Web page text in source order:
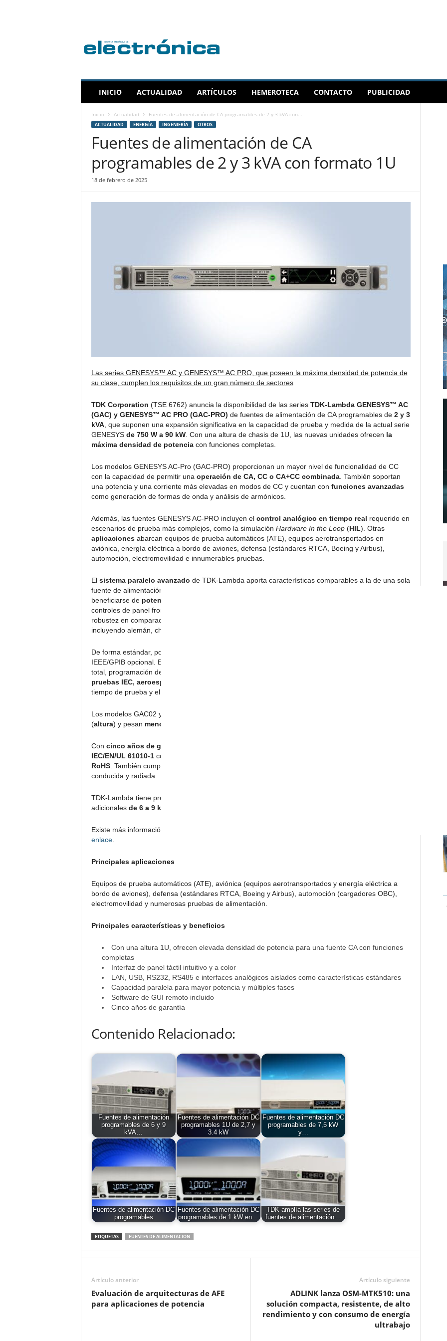
v
i
e
INICIO ACTUALIDAD ARTÍCULOS HEMEROTECA CONTACTO PUBLICIDAD
Inicio Actualidad Fuentes de alimentación de CA programables de 2 y 3 kVA con...
ACTUALIDAD ENERGÍA INGENIERÍA OTROS
Fuentes de alimentación de CA
programables de 2 y 3 kVA con formato 1U
18 de febrero de 2025
Las series GENESYS™ AC y GENESYS™ AC PRO, que poseen la máxima densidad de potencia de
su clase, cumplen los requisitos de un gran número de sectores
TDK Corporation (TSE 6762) anuncia la disponibilidad de las series TDK-Lambda GENESYS™ AC
(GAC) y GENESYS™ AC PRO (GAC-PRO) de fuentes de alimentación de CA programables de 2 y 3
kVA, que suponen una expansión significativa en la capacidad de prueba y medida de la actual serie
GENESYS de 750 W a 90 kW. Con una altura de chasis de 1U, las nuevas unidades ofrecen la
máxima densidad de potenciacon funciones completas.
Los modelos GENESYS AC-Pro (GAC-PRO) proporcionan un mayor nivel de funcionalidad de CC
con la capacidad de permitir una operación de CA, CC o CA+CC combinada. También soportan
una potencia y una corriente más elevadas en modos de CC y cuentan con funciones avanzadas
como generación de formas de onda y análisis de armónicos.
Además, las fuentes GENESYS AC-PRO incluyen el control analógico en tiempo real requerido en
escenarios de prueba más complejos, como la simulación Hardware In the Loop(HIL). Otras
aplicacionesabarcan equipos de prueba automáticos (ATE), equipos aerotransportados en
aviónica, energía eléctrica a bordo de aviones, defensa (estándares RTCA, Boeing y Airbus),
automoción, electromovilidad e innumerables pruebas.
El sistema paralelo avanzado de TDK-Lambda aporta características comparables a la de una sola
fuente de alimentación. Los usuarios pueden combinar las nuevas series de 2 y 3 kVA para
beneficiarse de potencia adicional
controles de panel frontal mediante el uso de una
robustez en comparación con los interruptores mecánicos. Se pueden utilizar múltiples
incluyendo alemán, chino, coreano, español, francés, inglés y japonés.
De forma estándar, poseen LAN, USB, RS232, RS485 y programación/monitorización analógica, con
IEEE/GPIB opcional. El software de GUI remoto (incluido) permite al usuario disponer de control
total, programación de secuencias y la opción de utilizar estándares de test preprogramados para
pruebas IEC, aeroespaciales y marinas
tiempo de prueba y el coste con respecto a las configuraciones manuales tradicionales.
Los modelos GAC02 y GAC03 miden
(altura) y pesan menos de 8 kg
Con cinco años de garantía
IEC/EN/UL 61010-1con
RoHS. También cumplen los estándares
conducida y radiada.
TDK-Lambda tiene previsto seguir ampliando la línea GENESYS AC con niveles de potencia
adicionales de 6 a 9 kVA
Existe más información de las fuentes de alimentación de las series GAC02 and GAC03 en este
enlace.
Principales aplicaciones
Equipos de prueba automáticos (ATE), aviónica (equipos aerotransportados y energía eléctrica a
bordo de aviones), defensa (estándares RTCA, Boeing y Airbus), automoción (cargadores OBC),
electromovilidad y numerosas pruebas de alimentación.
Principales características y beneficios
Con una altura 1U, ofrecen elevada densidad de potencia para una fuente CA con funciones
completas
Interfaz de panel táctil intuitivo y a color
LAN, USB, RS232, RS485 e interfaces analógicos aislados como características estándares
Capacidad paralela para mayor potencia y múltiples fases
Software de GUI remoto incluido
Cinco años de garantía
Contenido Relacionado:
Fuentes de alimentación
programables de 6 y 9
kVA…
Fuentes de alimentación DC
programables 1U de 2,7 y
3.4 kW
Fuentes de alimentación DC
programables de 7,5 kW
y…
Fuentes de alimentación DC
programables
Fuentes de alimentación DC
programables de 1 kW en…
TDK amplía las series de
fuentes de alimentación…
ETIQUETAS FUENTES DE ALIMENTACION
Artículo anterior
Evaluación de arquitecturas de AFE
para aplicaciones de potencia
Artículo siguiente
ADLINK lanza OSM-MTK510: una
solución compacta, resistente, de alto
rendimiento y con consumo de energía
ultrabajo